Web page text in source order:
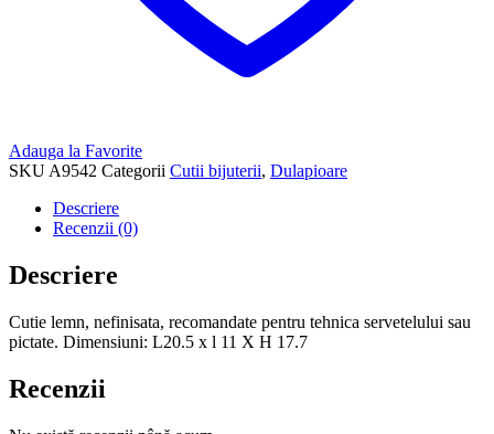
Adauga la Favorite
SKU A9542 Categorii Cutii bijuterii, Dulapioare
Descriere
Recenzii (0)
Descriere
Cutie lemn, nefinisata, recomandate pentru tehnica servetelului sau
pictate. Dimensiuni: L20.5 x l 11 X H 17.7
Recenzii